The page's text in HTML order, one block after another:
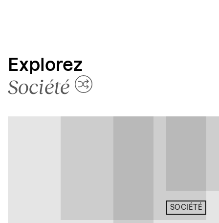
Explorez
Société
SOCIÉTÉ